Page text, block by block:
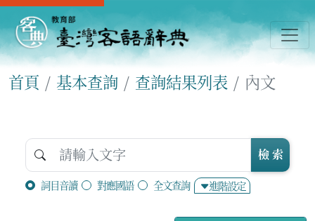
首頁 基本查詢 查詢結果列表 內文
詞目音讀 對應國語 全文查詢 進階設定
檢 索